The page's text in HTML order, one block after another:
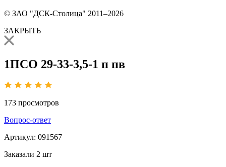
© ЗАО "ДСК-Столица" 2011–2026
ЗАКРЫТЬ
1ПСО 29-33-3,5-1 п пв
173 просмотров
Вопрос-ответ
Артикул: 091567
Заказали 2 шт